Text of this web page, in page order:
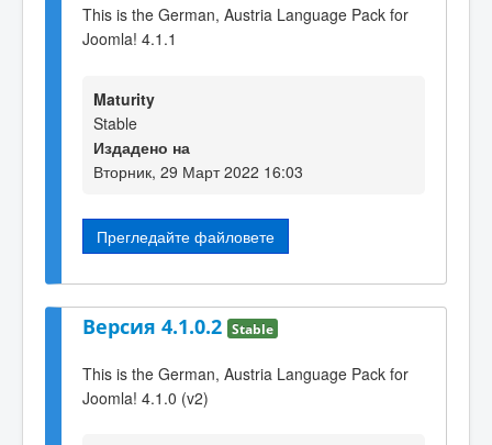
This is the German, Austria Language Pack for
Joomla! 4.1.1
Maturity
Stable
Издадено на
Вторник, 29 Март 2022 16:03
Прегледайте файловете
Версия 4.1.0.2 Stable
This is the German, Austria Language Pack for
Joomla! 4.1.0 (v2)